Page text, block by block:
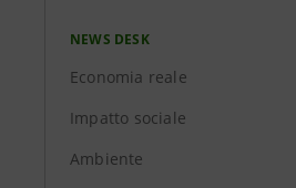
NEWS DESK
Economia reale
Impatto sociale
Ambiente